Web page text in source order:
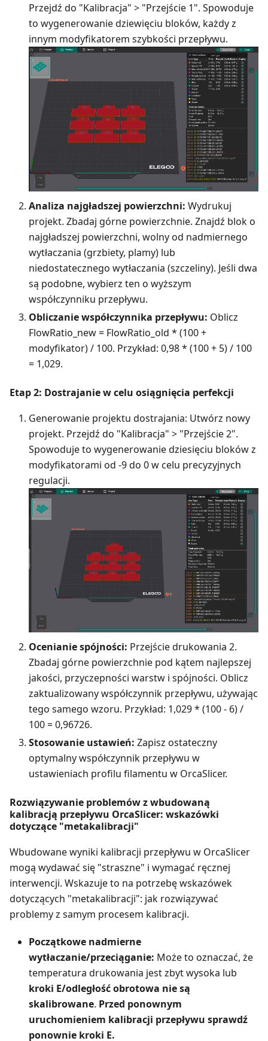
Przejdź do "Kalibracja" > "Przejście 1". Spowoduje
to wygenerowanie dziewięciu bloków, każdy z
innym modyfikatorem szybkości przepływu.
Analiza najgładszej powierzchni: Wydrukuj
projekt. Zbadaj górne powierzchnie. Znajdź blok o
najgładszej powierzchni, wolny od nadmiernego
wytłaczania (grzbiety, plamy) lub
niedostatecznego wytłaczania (szczeliny). Jeśli dwa
są podobne, wybierz ten o wyższym
współczynniku przepływu.
Obliczanie współczynnika przepływu: Oblicz
FlowRatio_new = FlowRatio_old * (100 +
modyfikator) / 100. Przykład: 0,98 * (100 + 5) / 100
= 1,029.
Etap 2: Dostrajanie w celu osiągnięcia perfekcji
Generowanie projektu dostrajania: Utwórz nowy
projekt. Przejdź do "Kalibracja" > "Przejście 2".
Spowoduje to wygenerowanie dziesięciu bloków z
modyfikatorami od -9 do 0 w celu precyzyjnych
regulacji.
Ocenianie spójności: Przejście drukowania 2.
Zbadaj górne powierzchnie pod kątem najlepszej
jakości, przyczepności warstw i spójności. Oblicz
zaktualizowany współczynnik przepływu, używając
tego samego wzoru. Przykład: 1,029 * (100 - 6) /
100 = 0,96726.
Stosowanie ustawień: Zapisz ostateczny
optymalny współczynnik przepływu w
ustawieniach profilu filamentu w OrcaSlicer.
Rozwiązywanie problemów z wbudowaną
kalibracją przepływu OrcaSlicer: wskazówki
dotyczące "metakalibracji"
Wbudowane wyniki kalibracji przepływu w OrcaSlicer
mogą wydawać się "straszne" i wymagać ręcznej
interwencji. Wskazuje to na potrzebę wskazówek
dotyczących "metakalibracji": jak rozwiązywać
problemy z samym procesem kalibracji.
Początkowe nadmierne
wytłaczanie/przeciąganie: Może to oznaczać, że
temperatura drukowania jest zbyt wysoka lub
kroki E/odległość obrotowa nie są
skalibrowane. Przed ponownym
uruchomieniem kalibracji przepływu sprawdź
ponownie kroki E.